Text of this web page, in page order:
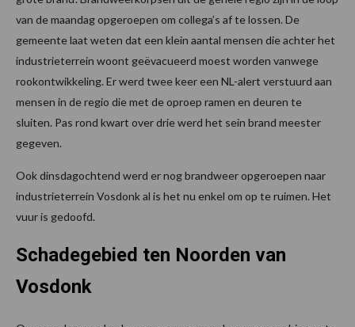
van de maandag opgeroepen om collega’s af te lossen. De
gemeente laat weten dat een klein aantal mensen die achter het
industrieterrein woont geëvacueerd moest worden vanwege
rookontwikkeling. Er werd twee keer een NL-alert verstuurd aan
mensen in de regio die met de oproep ramen en deuren te
sluiten. Pas rond kwart over drie werd het sein brand meester
gegeven.
Ook dinsdagochtend werd er nog brandweer opgeroepen naar
industrieterrein Vosdonk al is het nu enkel om op te ruimen. Het
vuur is gedoofd.
Schadegebied ten Noorden van
Vosdonk